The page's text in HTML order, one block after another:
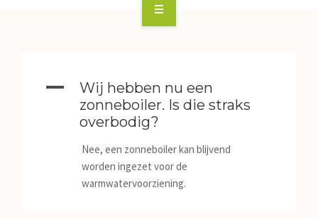
KLANT WARM HEEG WORDEN?
A
Wij hebben nu een
zonneboiler. Is die straks
overbodig?
Nee, een zonneboiler kan blijvend
worden ingezet voor de
warmwatervoorziening.